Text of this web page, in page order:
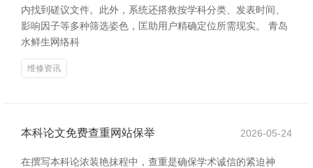
内找到磋议文件。此外，系统还搭救按学科分类、发表时间、
影响因子等多种筛选姿色，匡助用户精确定位所需现实。 青岛
水鲜生网络科
维修资讯
本科论文免费查重网站保举 2026-05-24
在撰写本科论浓装艳抹程中，查重是确保学术诚信的紧迫神